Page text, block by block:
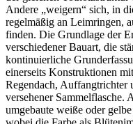
Andere „weigern“ sich, in
regelmäßig an Leimringen,
finden. Die Grundlage der
verschiedener Bauart, die
kontinuierliche
einerseits Konstruktionen
Regendach, Auffangtrichter
versehener Sammelflasche.
umgebaute weiße oder